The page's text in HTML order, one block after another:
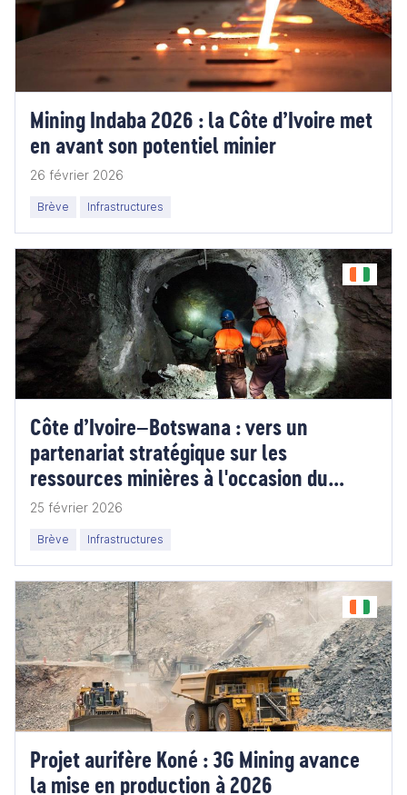
Mining Indaba 2026 : la Côte d’Ivoire met
en avant son potentiel minier
26 février 2026
Brève Infrastructures
Côte d’Ivoire–Botswana : vers un
partenariat stratégique sur les
ressources minières à l'occasion du
SIREXE 2026
25 février 2026
Brève Infrastructures
Projet aurifère Koné : 3G Mining avance
la mise en production à 2026